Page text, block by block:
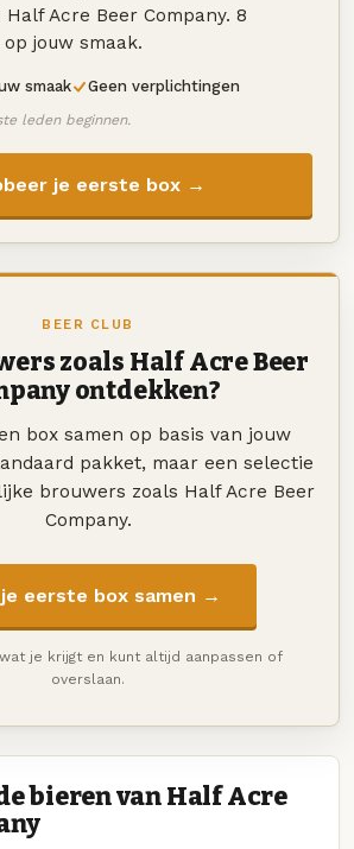
Acre Beer Company. 8
jouw smaak.
smaak Geen verplichtingen
leden beginnen.
je eerste box →
BEER CLUB
zoals Half Acre Beer
ontdekken?
box samen op basis van jouw
pakket, maar een selectie
brouwers zoals Half Acre Beer
Company.
eerste box samen →
je krijgt en kunt altijd aanpassen of
overslaan.
bieren van Half Acre